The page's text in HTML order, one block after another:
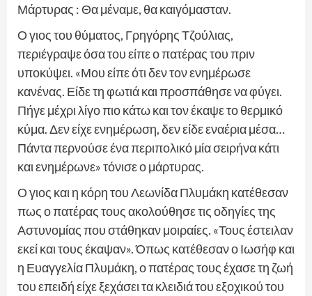
Μάρτυρας : Θα μέναμε, θα καιγόμασταν.
Ο γιος του θύματος, Γρηγόρης Τζούλιας,
περιέγραψε όσα του είπε ο πατέρας του πριν
υποκύψει. «Μου είπε ότι δεν τον ενημέρωσε
κανένας. Είδε τη φωτιά και προσπάθησε να φύγει.
Πήγε μέχρι λίγο πιο κάτω και τον έκαψε το θερμικό
κύμα. Δεν είχε ενημέρωση, δεν είδε εναέρια μέσα…
Πάντα περνούσε ένα περιπολικό μία σειρήνα κάτι
και ενημέρωνε» τόνισε ο μάρτυρας.
Ο γιος και η κόρη του Λεωνίδα Πλυμάκη κατέθεσαν
πως ο πατέρας τους ακολούθησε τις οδηγίες της
Αστυνομίας που στάθηκαν μοιραίες. «Τους έστειλαν
εκεί και τους έκαψαν». Όπως κατέθεσαν ο Ιωσήφ και
η Ευαγγελία Πλυμάκη, ο πατέρας τους έχασε τη ζωή
του επειδή είχε ξεχάσει τα κλειδιά του εξοχικού του